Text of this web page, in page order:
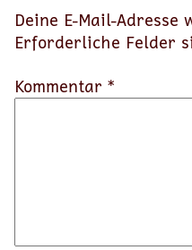
Deine E-Mail-
Erforderliche Felder
Kommentar *